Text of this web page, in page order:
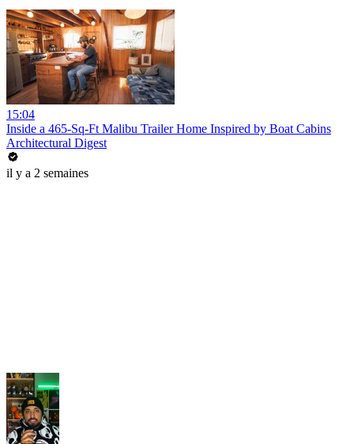
15:04
Inside a 465-Sq-Ft Malibu Trailer Home Inspired by Boat Cabins
Architectural Digest
il y a 2 semaines